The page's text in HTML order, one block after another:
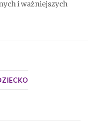
i ważniejszych